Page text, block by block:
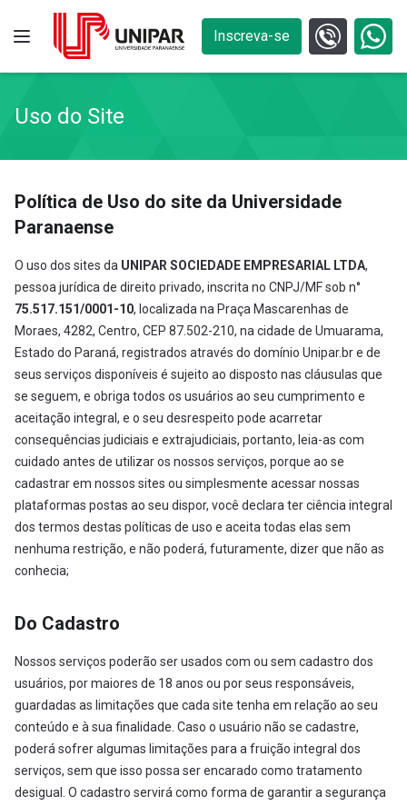
Inscreva-se
Uso do Site
Política de Uso do site da Universidade
Paranaense
O uso dos sites da UNIPAR SOCIEDADE EMPRESARIAL LTDA,
pessoa jurídica de direito privado, inscrita no CNPJ/MF sob n°
75.517.151/0001-10, localizada na Praça Mascarenhas de
Moraes, 4282, Centro, CEP 87.502-210, na cidade de Umuarama,
Estado do Paraná, registrados através do domínio Unipar.br e de
seus serviços disponíveis é sujeito ao disposto nas cláusulas que
se seguem, e obriga todos os usuários ao seu cumprimento e
aceitação integral, e o seu desrespeito pode acarretar
consequências judiciais e extrajudiciais, portanto, leia-as com
cuidado antes de utilizar os nossos serviços, porque ao se
cadastrar em nossos sites ou simplesmente acessar nossas
plataformas postas ao seu dispor, você declara ter ciência integral
dos termos destas políticas de uso e aceita todas elas sem
nenhuma restrição, e não poderá, futuramente, dizer que não as
conhecia;
Do Cadastro
Nossos serviços poderão ser usados com ou sem cadastro dos
usuários, por maiores de 18 anos ou por seus responsáveis,
guardadas as limitações que cada site tenha em relação ao seu
conteúdo e à sua finalidade. Caso o usuário não se cadastre,
poderá sofrer algumas limitações para a fruição integral dos
serviços, sem que isso possa ser encarado como tratamento
desigual. O cadastro servirá como forma de garantir a segurança